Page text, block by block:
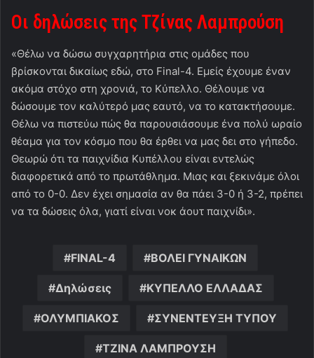
Οι δηλώσεις της Τζίνας Λαμπρούση
«Θέλω να δώσω συγχαρητήρια στις ομάδες που
βρίσκονται δικαίως εδώ, στο Final-4. Εμείς έχουμε έναν
ακόμα στόχο στη χρονιά, το Κύπελλο. Θέλουμε να
δώσουμε τον καλύτερό μας εαυτό, να το κατακτήσουμε.
Θέλω να πιστεύω πώς θα παρουσιάσουμε ένα πολύ ωραίο
θέαμα για τον κόσμο που θα έρθει να μας δει στο γήπεδο.
Θεωρώ ότι τα παιχνίδια Κυπέλλου είναι εντελώς
διαφορετικά από το πρωτάθλημα. Μιας και ξεκινάμε όλοι
από το 0-0. Δεν έχει σημασία αν θα πάει 3-0 ή 3-2, πρέπει
να τα δώσεις όλα, γιατί είναι νοκ άουτ παιχνίδι».
FINAL-4 ΒΟΛΕΙ ΓΥΝΑΙΚΩΝ
Δηλώσεις ΚΥΠΕΛΛΟ ΕΛΛΑΔΑΣ
ΟΛΥΜΠΙΑΚΟΣ ΣΥΝΕΝΤΕΥΞΗ ΤΥΠΟΥ
ΤΖΙΝΑ ΛΑΜΠΡΟΥΣΗ